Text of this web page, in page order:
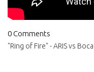
0 Comments
"Ring of Fire" - ARIS vs